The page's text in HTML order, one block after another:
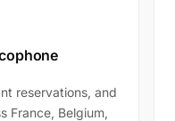
reservations, and
France, Belgium,